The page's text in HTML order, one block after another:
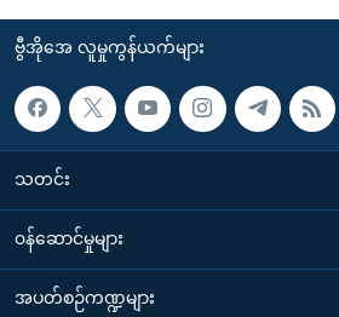
ဗွီအိုအေ လူမှုကွန်ယက်များ
သတင်း
၀န်ဆောင်မှုများ
အပတ်စဉ်ကဏ္ဍများ